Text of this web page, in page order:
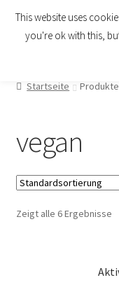
Zur
Navigation
Zum
Inhalt
Widerrufsbelehrung
Versand
Impressum
Startseite
vegan
Zeigt alle 6 Ergebnisse
This website uses
you're ok with this,